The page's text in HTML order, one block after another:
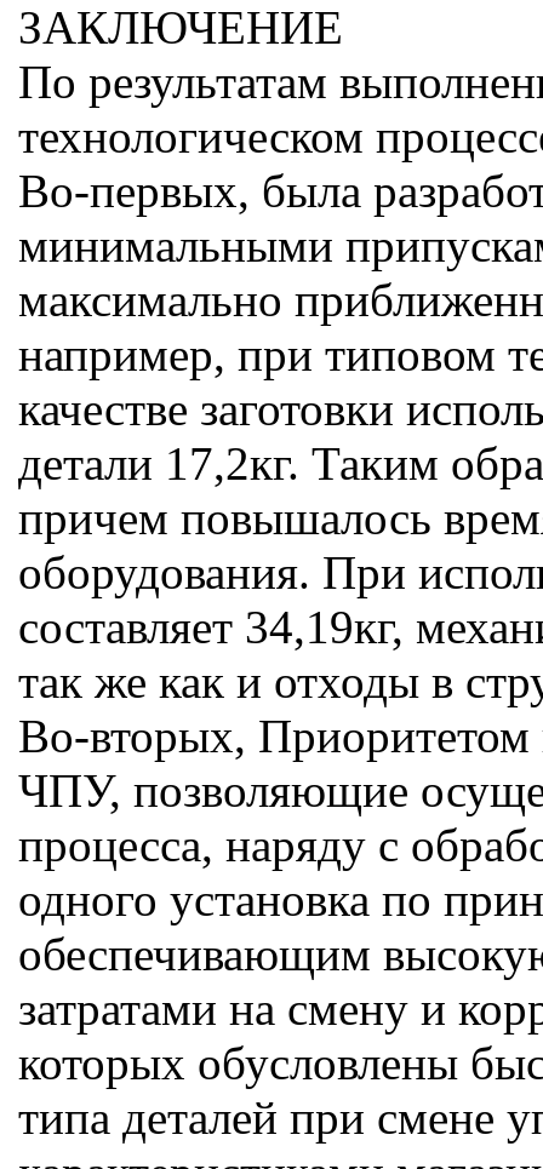
ЗАКЛЮЧЕНИЕ
По результатам
технологическом
Во-первых, была
минимальными
максимально
например, при типовом
качестве заготовки
детали 17,2кг. Таким
причем повышалось
оборудования. При
составляет 34,19кг,
так же как и отходы в
Во-вторых, Приоритетом
ЧПУ, позволяющие
процесса, наряду с
одного установка по
обеспечивающим
затратами на смену и
которых обусловлены
типа деталей при смене